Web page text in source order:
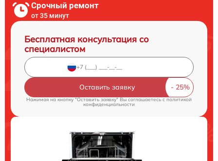
Срочный ремонт
от 35 минут
Бесплатная консультация со
специалистом
Оставить заявку
Нажимая на кнопку "Оставить заявку" Вы соглашаетесь cполитикой
конфиденциальности